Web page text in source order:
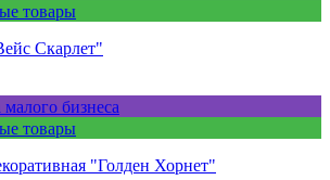
товары
Скарлет"
бизнеса
товары
"Голден Хорнет"